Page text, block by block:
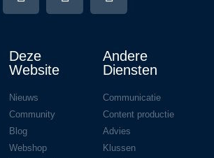
Deze
Website
Nieuws
Community
Blog
Webshop
Andere
Diensten
Communicatie
Content productie
Advies
Klussen